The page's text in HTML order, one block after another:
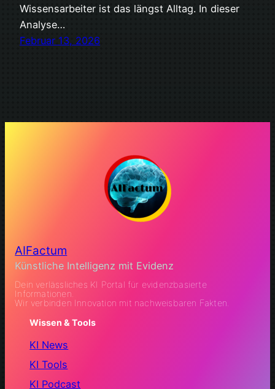
Wissensarbeiter ist das längst Alltag. In dieser
Analyse…
Februar 13, 2026
AIFactum
Künstliche Intelligenz mit Evidenz
Dein verlässliches KI Portal für evidenzbasierte
Informationen.
Wir verbinden Innovation mit nachweisbaren Fakten.
Wissen & Tools
KI News
KI Tools
KI Podcast